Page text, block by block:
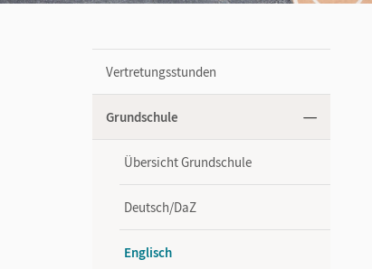
Vertretungsstunden
Grundschule
Übersicht Grundschule
Deutsch/DaZ
Englisch